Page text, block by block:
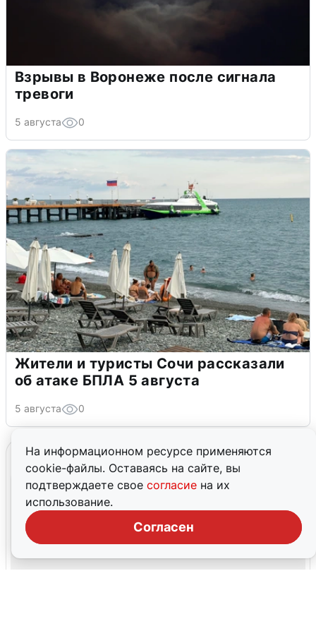
На информационном ресурсе применяются
cookie-файлы. Оставаясь на сайте, вы
подтверждаете свое согласие на их
использование.
Согласен
Взрывы в Воронеже после сигнала
тревоги
5 августа 0
Жители и туристы Сочи рассказали
об атаке БПЛА 5 августа
5 августа 0